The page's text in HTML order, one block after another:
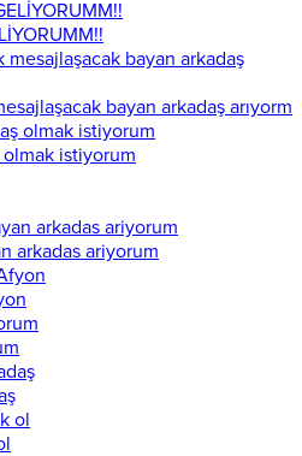
bayan arkadaş arıyorm
istiyorum
arkadas ariyorum